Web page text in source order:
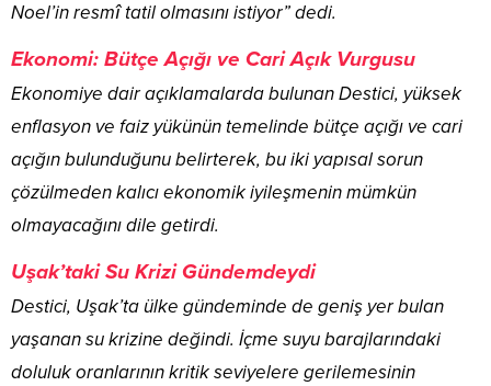
Noel’in resmî tatil olmasını istiyor” dedi.
Ekonomi: Bütçe Açığı ve Cari Açık Vurgusu
Ekonomiye dair açıklamalarda bulunan Destici, yüksek
enflasyon ve faiz yükünün temelinde bütçe açığı ve cari
açığın bulunduğunu belirterek, bu iki yapısal sorun
çözülmeden kalıcı ekonomik iyileşmenin mümkün
olmayacağını dile getirdi.
Uşak’taki Su Krizi Gündemdeydi
Destici, Uşak’ta ülke gündeminde de geniş yer bulan
yaşanan su krizine değindi. İçme suyu barajlarındaki
doluluk oranlarının kritik seviyelere gerilemesinin